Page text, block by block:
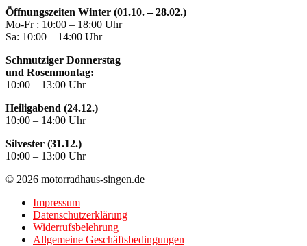
Öffnungszeiten Winter (01.10. – 28.02.)
Mo-Fr : 10:00 – 18:00 Uhr
Sa: 10:00 – 14:00 Uhr
Schmutziger Donnerstag
und Rosenmontag:
10:00 – 13:00 Uhr
Heiligabend (24.12.)
10:00 – 14:00 Uhr
Silvester (31.12.)
10:00 – 13:00 Uhr
© 2026 motorradhaus-singen.de
Impressum
Datenschutzerklärung
Widerrufsbelehrung
Allgemeine Geschäftsbedingungen